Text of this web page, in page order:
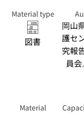
Material type
図書
岡山
護セ
究報
員
Material